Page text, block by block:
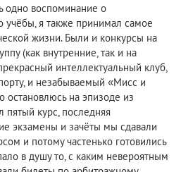
одно воспоминание о
учёбы, я также принимал самое
жизни. Были и конкурсы на
(как внутренние, так и на
интеллектуальный клуб,
и незабываемый «Мисс и
на эпизоде из
пятый курс, последняя
экзамены и зачёты мы сдавали
и потому частенько готовились
в душу то, с каким невероятным